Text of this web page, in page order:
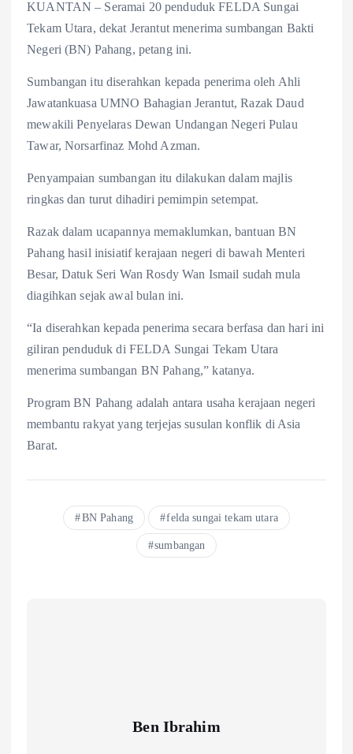
eb
o
k
ts
A
p
re
KUANTAN – Seramai 20 penduduk FELDA Sungai
Tekam Utara, dekat Jerantut menerima sumbangan Bakti
Negeri (BN) Pahang, petang ini.
Sumbangan itu diserahkan kepada penerima oleh Ahli
Jawatankuasa UMNO Bahagian Jerantut, Razak Daud
mewakili Penyelaras Dewan Undangan Negeri Pulau
Tawar, Norsarfinaz Mohd Azman.
Penyampaian sumbangan itu dilakukan dalam majlis
ringkas dan turut dihadiri pemimpin setempat.
Razak dalam ucapannya memaklumkan, bantuan BN
Pahang hasil inisiatif kerajaan negeri di bawah Menteri
Besar, Datuk Seri Wan Rosdy Wan Ismail sudah mula
diagihkan sejak awal bulan ini.
“Ia diserahkan kepada penerima secara berfasa dan hari ini
giliran penduduk di FELDA Sungai Tekam Utara
menerima sumbangan BN Pahang,” katanya.
Program BN Pahang adalah antara usaha kerajaan negeri
membantu rakyat yang terjejas susulan konflik di Asia
Barat.
BN Pahang felda sungai tekam utara
sumbangan
Ben Ibrahim